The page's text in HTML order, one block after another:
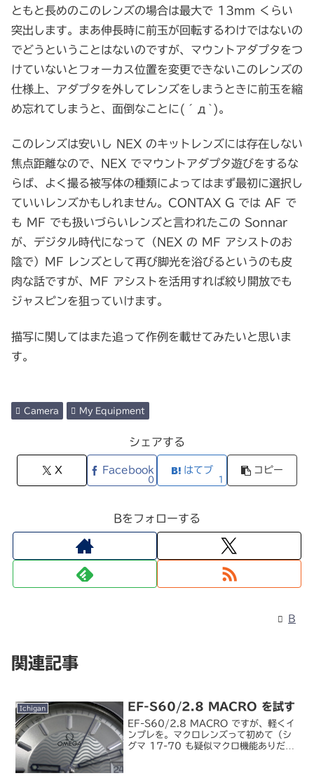
ともと長めのこのレンズの場合は最大で 13mm くらい
突出します。まあ伸長時に前玉が回転するわけではないの
でどうということはないのですが、マウントアダプタをつ
けていないとフォーカス位置を変更できないこのレンズの
仕様上、アダプタを外してレンズをしまうときに前玉を縮
め忘れてしまうと、面倒なことに(´д`)。
このレンズは安いし NEX のキットレンズには存在しない
焦点距離なので、NEX でマウントアダプタ遊びをするな
らば、よく撮る被写体の種類によってはまず最初に選択し
ていいレンズかもしれません。CONTAX G では AF で
も MF でも扱いづらいレンズと言われたこの Sonnar
が、デジタル時代になって（NEX の MF アシストのお
陰で）MF レンズとして再び脚光を浴びるというのも皮
肉な話ですが、MF アシストを活用すれば絞り開放でも
ジャスピンを狙っていけます。
描写に関してはまた追って作例を載せてみたいと思いま
す。
Camera My Equipment
シェアする
X Facebook
0
はてブ
1
コピー
Bをフォローする
B
関連記事
Ichigan EF-S60/2.8 MACRO を試す
EF-S60/2.8 MACRO ですが、軽くイ
ンプレを。マクロレンズって初めて（シ
グマ 17-70 も疑似マクロ機能ありだけ